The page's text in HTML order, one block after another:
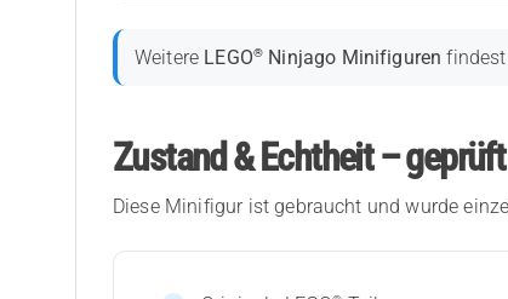
Weitere LEGO® Ninjago Minifiguren
Zustand & Echtheit –
Diese Minifigur ist gebraucht und wurde